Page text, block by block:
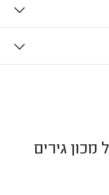
גירים